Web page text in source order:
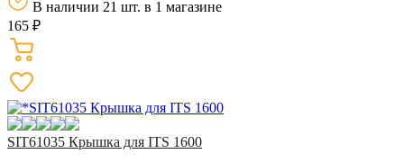
В наличии 21 шт. в 1 магазине
165 ₽
SIT61035 Крышка для ITS 1600